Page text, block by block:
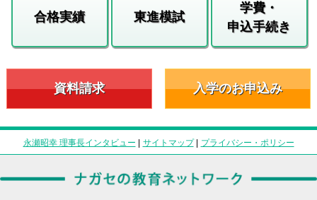
合格実績 東進模試
学費・
申込手続き
資料請求 入学のお申込み
永瀬昭幸 理事長インタビュー サイトマップ| プライバシー・ポリシー